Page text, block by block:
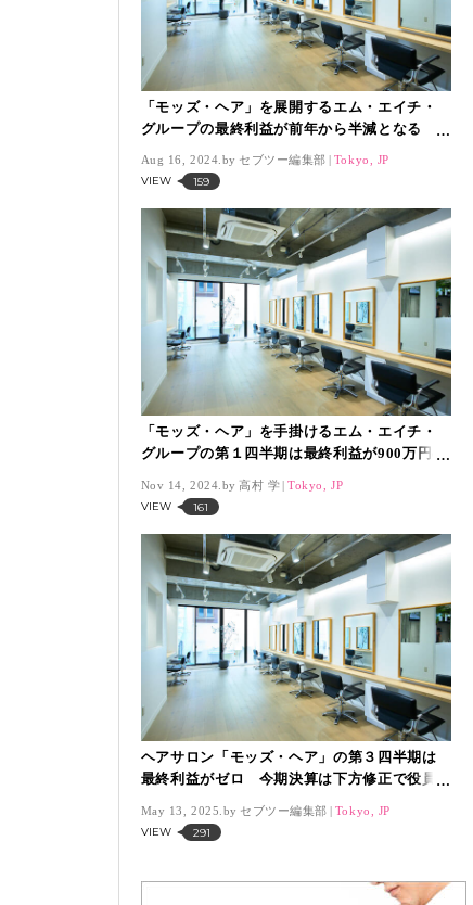
「モッズ・ヘア」を展開するエム・エイチ・
グループの最終利益が前年から半減となる
Aug 16, 2024. セブツー編集部 Tokyo, JP
VIEW 159
「モッズ・ヘア」を手掛けるエム・エイチ・
グループの第１四半期は最終利益が900万円の
Nov 14, 2024. 高村 学 Tokyo, JP
VIEW 161
ヘアサロン「モッズ・ヘア」の第３四半期は
最終利益がゼロ 今期決算は下方修正で役員
May 13, 2025. セブツー編集部 Tokyo, JP
VIEW 291